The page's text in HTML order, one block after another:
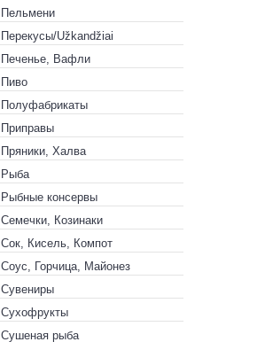
Пельмени
Перекусы/Užkandžiai
Печенье, Вафли
Пиво
Полуфабрикаты
Приправы
Пряники, Халва
Рыба
Рыбные консервы
Семечки, Козинаки
Сок, Кисель, Компот
Соус, Горчица, Майонез
Сувениры
Сухофрукты
Сушеная рыба